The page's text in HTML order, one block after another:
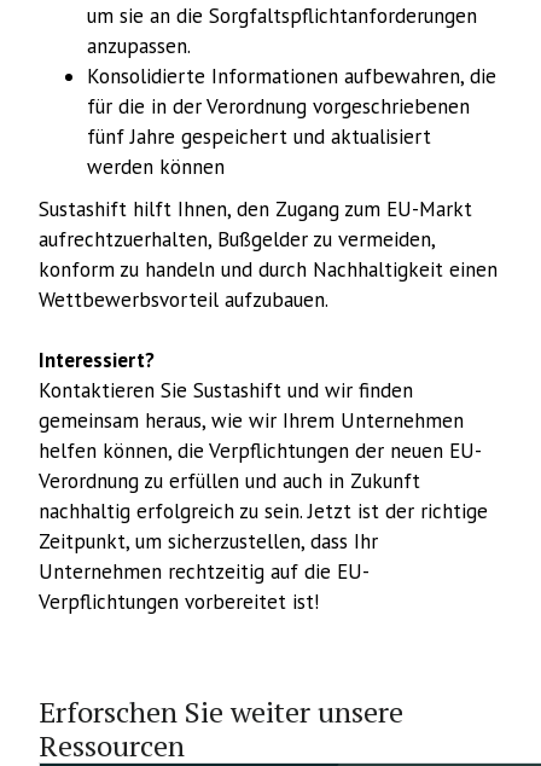
um sie an die Sorgfaltspflichtanforderungen
anzupassen.
Konsolidierte Informationen aufbewahren, die
für die in der Verordnung vorgeschriebenen
fünf Jahre gespeichert und aktualisiert
werden können
Sustashift hilft Ihnen, den Zugang zum EU-Markt
aufrechtzuerhalten, Bußgelder zu vermeiden,
konform zu handeln und durch Nachhaltigkeit einen
Wettbewerbsvorteil aufzubauen.
Interessiert?
Kontaktieren Sie Sustashift und wir finden
gemeinsam heraus, wie wir Ihrem Unternehmen
helfen können, die Verpflichtungen der neuen EU-
Verordnung zu erfüllen und auch in Zukunft
nachhaltig erfolgreich zu sein. Jetzt ist der richtige
Zeitpunkt, um sicherzustellen, dass Ihr
Unternehmen rechtzeitig auf die EU-
Verpflichtungen vorbereitet ist!
Erforschen Sie weiter unsere
Ressourcen